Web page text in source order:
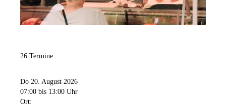
26 Termine
Do 20. August 2026
07:00 bis 13:00 Uhr
Ort: